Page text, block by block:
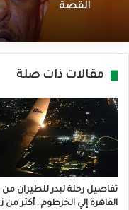
القصة
مقالات ذات صلة
تفاصيل رحلة لبدر للطيران من
القاهرة إلي الخرطوم.. أكثر من